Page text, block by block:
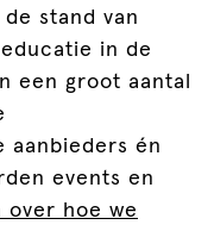
stand van
in de
een groot aantal
aanbieders én
events en
over hoe we